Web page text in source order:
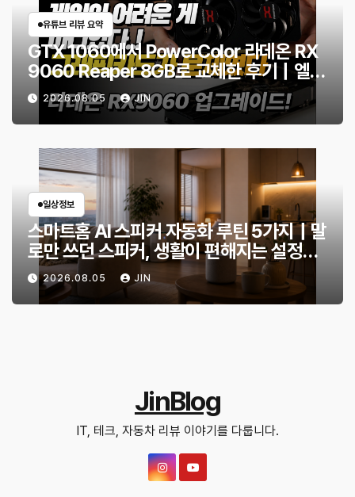
유튜브 리뷰 요약
GTX 1060에서 PowerColor 라데온 RX
9060 Reaper 8GB로 교체한 후기｜엘든
링·몬스터 헌터 와일즈 체감 변화
2026.08.05 JIN
일상정보
스마트홈 AI 스피커 자동화 루틴 5가지｜말
로만 쓰던 스피커, 생활이 편해지는 설정
은?2026.08.05 JIN
JinBlog
IT, 테크, 자동차 리뷰 이야기를 다룹니다.